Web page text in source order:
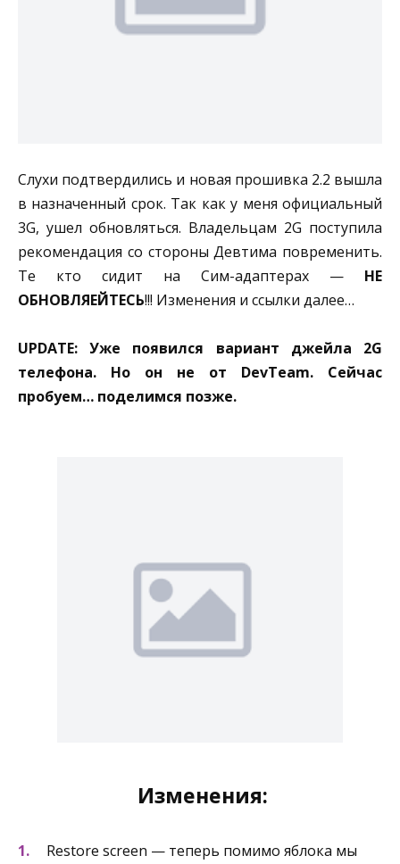
Слухи подтвердились и новая прошивка 2.2 вышла
в назначенный срок. Так как у меня официальный
3G, ушел обновляться. Владельцам 2G поступила
рекомендация со стороны Девтима повременить.
Те кто сидит на Сим-адаптерах — НЕ
ОБНОВЛЯЕЙТЕСЬ!!! Изменения и ссылки далее…
UPDATE: Уже появился вариант джейла 2G
телефона. Но он не от DevTeam. Сейчас
пробуем… поделимся позже.
Изменения:
Restore screen — теперь помимо яблока мы